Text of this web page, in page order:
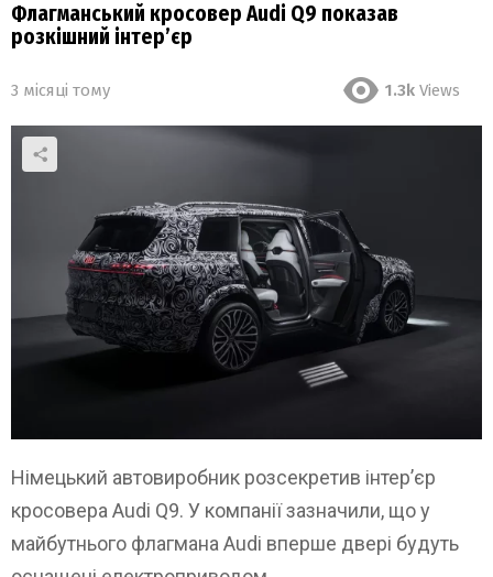
Флагманський кросовер Audi Q9 показав
розкішний інтер’єр
3 місяці тому 1.3k Views
Німецький автовиробник розсекретив інтер’єр
кросовера Audi Q9. У компанії зазначили, що у
майбутнього флагмана Audi вперше двері будуть